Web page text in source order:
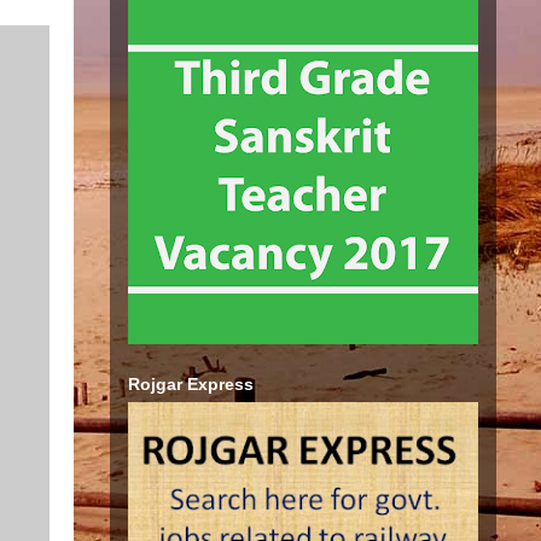
Rojgar Express